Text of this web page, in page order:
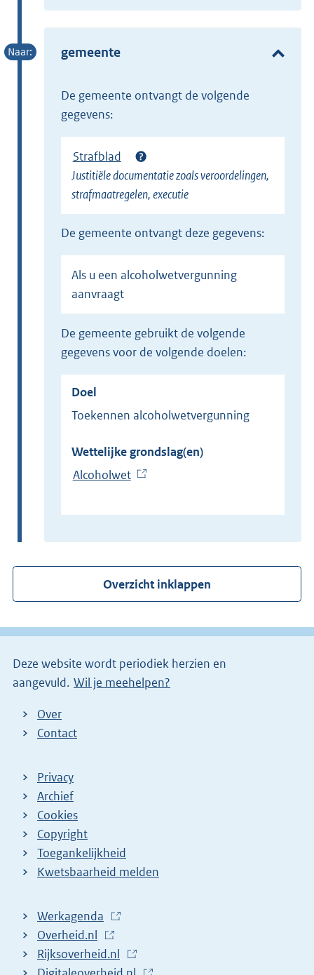
e
l
)
x
t
e
i
k
gemeente
de gemeente ontvangt de volgende
gegevens:
Strafblad
Justitiële documentatie zoals veroordelingen,
strafmaatregelen, executie
de gemeente ontvangt deze gegevens:
Als u een alcoholwetvergunning
aanvraagt
de gemeente gebruikt de volgende
gegevens voor de volgende doelen:
Doel
Toekennen alcoholwetvergunning
Wettelijke grondslag(en)
Alcoholwet(
x
r
n
l
n
k
Overzicht inklappen
Deze website wordt periodiek herzien en
aangevuld. Wil je meehelpen?
Over
Contact
Privacy
Archief
Cookies
Copyright
Toegankelijkheid
Kwetsbaarheid melden
Werkagenda
E
x
Overheid.nl
E
Rijksoverheid.nl